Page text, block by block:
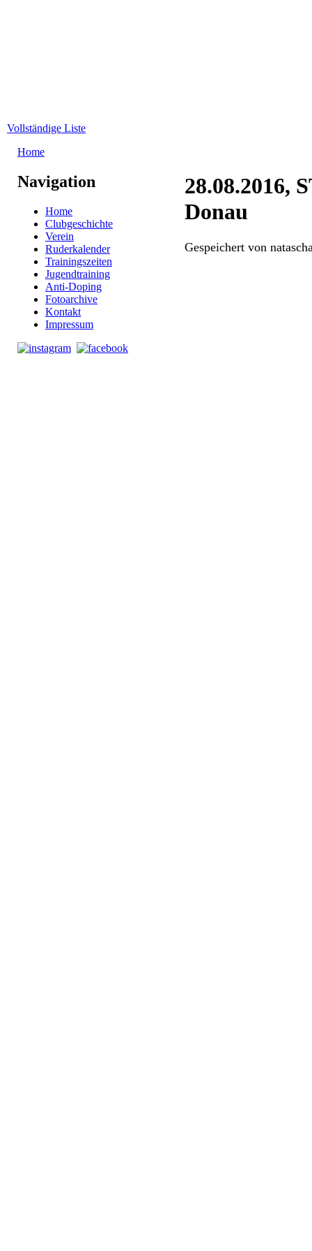
Vollständige Liste
Home
Navigation
Home
Clubgeschichte
Verein
Ruderkalender
Trainingszeiten
Jugendtraining
Anti-Doping
Fotoarchive
Kontakt
Impressum
28.08.2016,
Donau
Gespeichert von